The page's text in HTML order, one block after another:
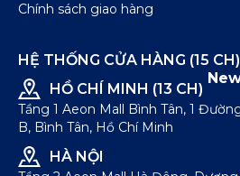
Chính sách giao hàng
HỆ THỐNG CỬA HÀNG (15 CH)
HỒ CHÍ MINH (13 CH)
Tầng 1 Aeon Mall Bình Tân, 1
B, Bình Tân, Hồ Chí Minh
HÀ NỘI